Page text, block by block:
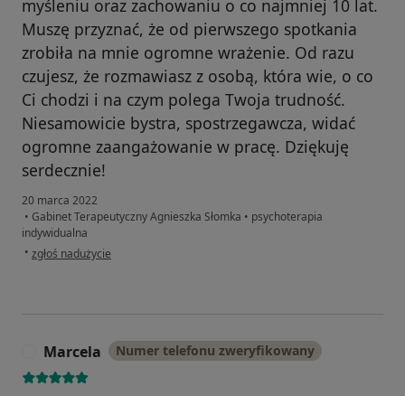
myśleniu oraz zachowaniu o co najmniej 10 lat.
Muszę przyznać, że od pierwszego spotkania
zrobiła na mnie ogromne wrażenie. Od razu
czujesz, że rozmawiasz z osobą, która wie, o co
Ci chodzi i na czym polega Twoja trudność.
Niesamowicie bystra, spostrzegawcza, widać
ogromne zaangażowanie w pracę. Dziękuję
serdecznie!
20 marca 2022
• Gabinet Terapeutyczny Agnieszka Słomka • psychoterapia
indywidualna
• w opinii użytkownika Oliwia P.
zgłoś nadużycie
Marcela Numer telefonu zweryfikowany